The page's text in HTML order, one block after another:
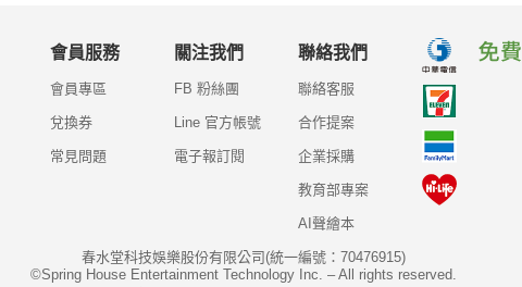
會員服務
會員專區
兌換券
常見問題
關注我們
FB 粉絲團
Line 官方帳號
電子報訂閱
聯絡我們
聯絡客服
合作提案
企業採購
教育部專案
AI聲繪本
春水堂科技娛樂股份有限公司(統一編號：70476915)
©Spring House Entertainment Technology Inc. – All rights reserved.